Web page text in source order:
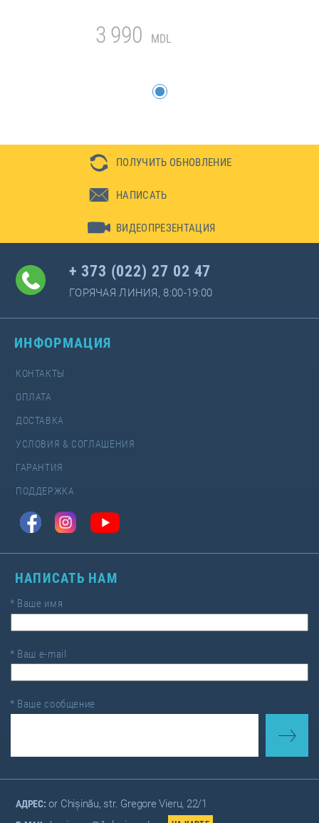
3 990 MDL
ПОЛУЧИТЬ ОБНОВЛЕНИЕ
НАПИСАТЬ
ВИДЕОПРЕЗЕНТАЦИЯ
+ 373 (022) 27 02 47
ГОРЯЧАЯ ЛИНИЯ, 8:00-19:00
ИНФОРМАЦИЯ
КОНТАКТЫ
ОПЛАТА
ДОСТАВКА
УСЛОВИЯ & СОГЛАШЕНИЯ
ГАРАНТИЯ
ПОДДЕРЖКА
НАПИСАТЬ НАМ
* Ваше имя
* Ваш e-mail
* Ваше сообщение
АДРЕС: or Chișinău, str. Gregore Vieru, 22/1